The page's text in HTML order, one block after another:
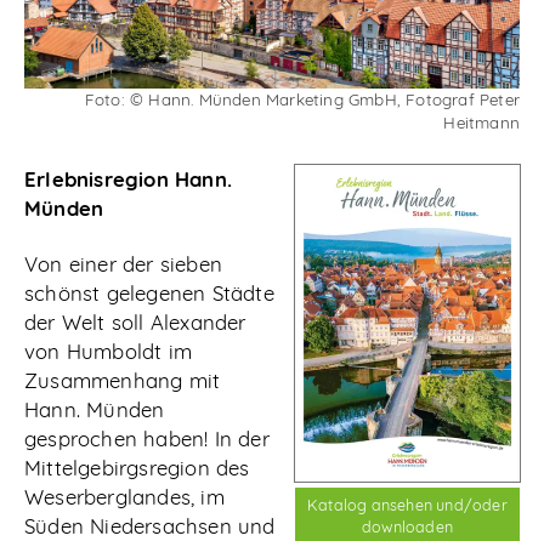
Abonnieren
Foto: © Hann. Münden Marketing GmbH, Fotograf Peter
Heitmann
Katalog ansehen und/oder
downloaden
Erlebnisregion Hann.
Münden
Von einer der sieben
schönst gelegenen Städte
der Welt soll Alexander
von Humboldt im
Zusammenhang mit
Hann. Münden
gesprochen haben! In der
Mittelgebirgsregion des
Weserberglandes, im
Süden Niedersachsen und